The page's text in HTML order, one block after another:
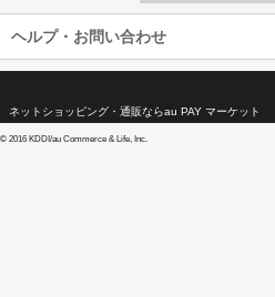
ヘルプ・お問い合わせ
ネットショッピング・通販ならau PAY マーケット
© 2016 KDDI/au Commerce & Life, Inc.